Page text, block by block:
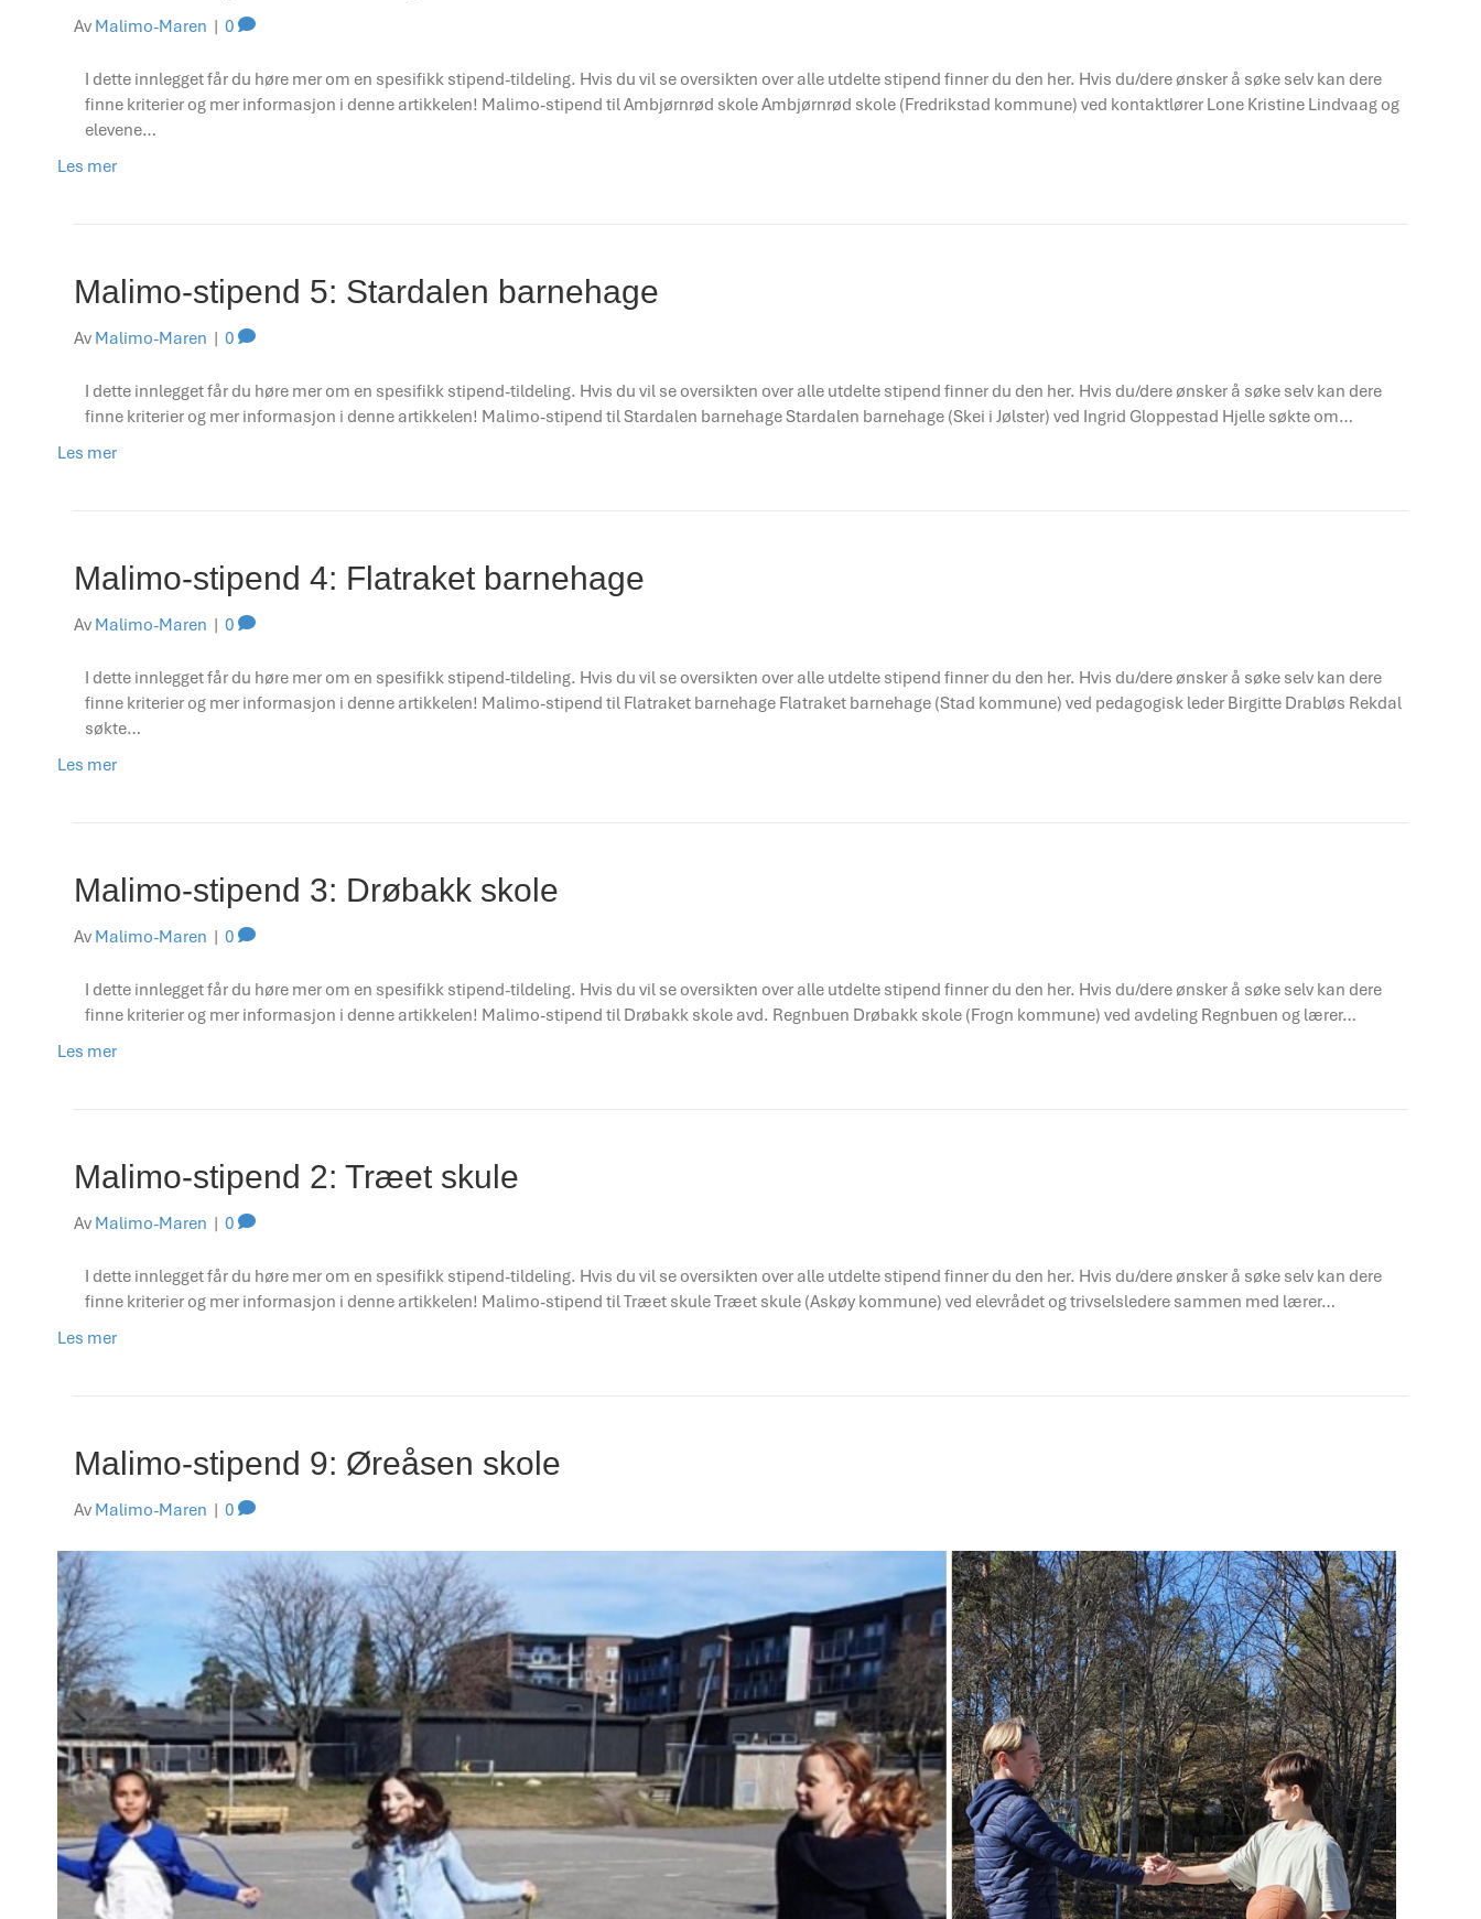
Av Malimo-Maren | 0
I dette innlegget får du høre mer om en spesifikk stipend-tildeling. Hvis du vil se oversikten over alle utdelte stipend finner du den her. Hvis du/dere ønsker å søke selv kan dere
finne kriterier og mer informasjon i denne artikkelen! Malimo-stipend til Ambjørnrød skole Ambjørnrød skole (Fredrikstad kommune) ved kontaktlører Lone Kristine Lindvaag og
elevene…
Les mer
Malimo-stipend 5: Stardalen barnehage
Av Malimo-Maren | 0
I dette innlegget får du høre mer om en spesifikk stipend-tildeling. Hvis du vil se oversikten over alle utdelte stipend finner du den her. Hvis du/dere ønsker å søke selv kan dere
finne kriterier og mer informasjon i denne artikkelen! Malimo-stipend til Stardalen barnehage Stardalen barnehage (Skei i Jølster) ved Ingrid Gloppestad Hjelle søkte om…
Les mer
Malimo-stipend 4: Flatraket barnehage
Av Malimo-Maren | 0
I dette innlegget får du høre mer om en spesifikk stipend-tildeling. Hvis du vil se oversikten over alle utdelte stipend finner du den her. Hvis du/dere ønsker å søke selv kan dere
finne kriterier og mer informasjon i denne artikkelen! Malimo-stipend til Flatraket barnehage Flatraket barnehage (Stad kommune) ved pedagogisk leder Birgitte Drabløs Rekdal
søkte…
Les mer
Malimo-stipend 3: Drøbakk skole
Av Malimo-Maren | 0
I dette innlegget får du høre mer om en spesifikk stipend-tildeling. Hvis du vil se oversikten over alle utdelte stipend finner du den her. Hvis du/dere ønsker å søke selv kan dere
finne kriterier og mer informasjon i denne artikkelen! Malimo-stipend til Drøbakk skole avd. Regnbuen Drøbakk skole (Frogn kommune) ved avdeling Regnbuen og lærer…
Les mer
Malimo-stipend 2: Træet skule
Av Malimo-Maren | 0
I dette innlegget får du høre mer om en spesifikk stipend-tildeling. Hvis du vil se oversikten over alle utdelte stipend finner du den her. Hvis du/dere ønsker å søke selv kan dere
finne kriterier og mer informasjon i denne artikkelen! Malimo-stipend til Træet skule Træet skule (Askøy kommune) ved elevrådet og trivselsledere sammen med lærer…
Les mer
Malimo-stipend 9: Øreåsen skole
Av Malimo-Maren | 0